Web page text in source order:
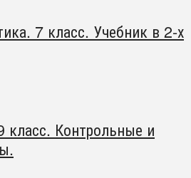
7 класс. Учебник в 2-х
класс. Контрольные и